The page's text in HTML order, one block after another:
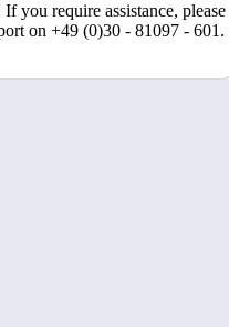
you require assistance, please
on +49 (0)30 - 81097 - 601.